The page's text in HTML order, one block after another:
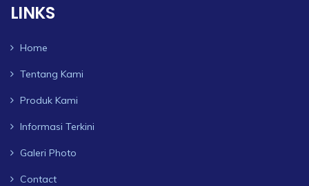
LINKS
Home
Tentang Kami
Produk Kami
Informasi Terkini
Galeri Photo
Contact